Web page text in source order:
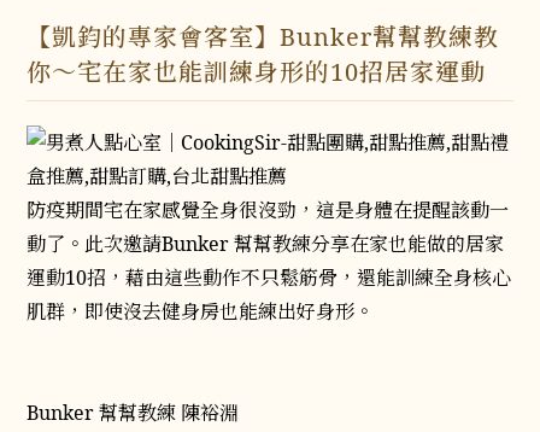
【凱鈞的專家會客室】Bunker幫幫教練教
你～宅在家也能訓練身形的10招居家運動
防疫期間宅在家感覺全身很沒勁，這是身體在提醒該動一
動了。此次邀請Bunker 幫幫教練分享在家也能做的居家
運動10招，藉由這些動作不只鬆筋骨，還能訓練全身核心
肌群，即使沒去健身房也能練出好身形。
Bunker 幫幫教練 陳裕淵